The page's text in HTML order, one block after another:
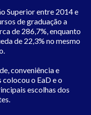
Superior entre 2014 e
de graduação a
de 286,7%, enquanto
de 22,3% no mesmo
conveniência e
colocou o EaD e o
escolhas dos